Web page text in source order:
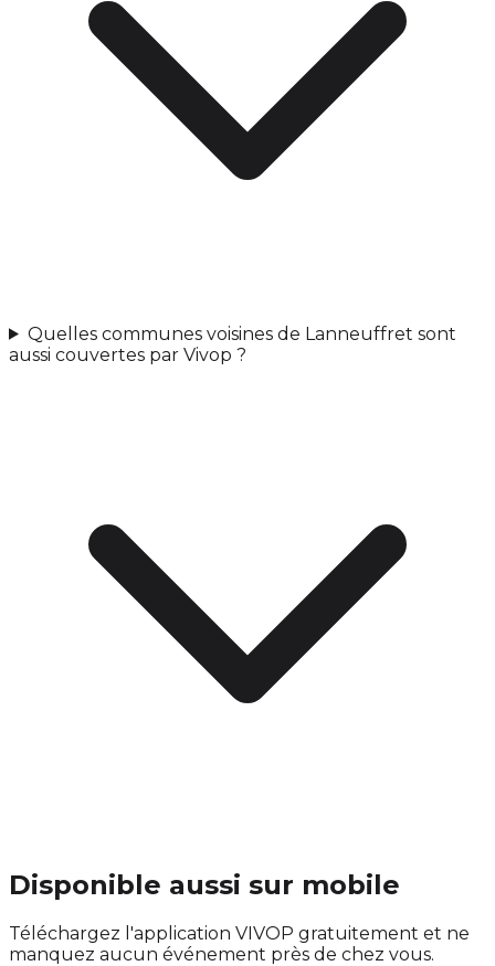
Quelles communes voisines de Lanneuffret sont
aussi couvertes par Vivop ?
Disponible aussi sur mobile
Téléchargez l'application VIVOP gratuitement et ne
manquez aucun événement près de chez vous.